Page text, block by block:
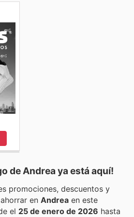
deAndrea ya está aquí!
promociones, descuentos y
para ahorrar en Andrea en este
el 25 de enero de 2026 hasta